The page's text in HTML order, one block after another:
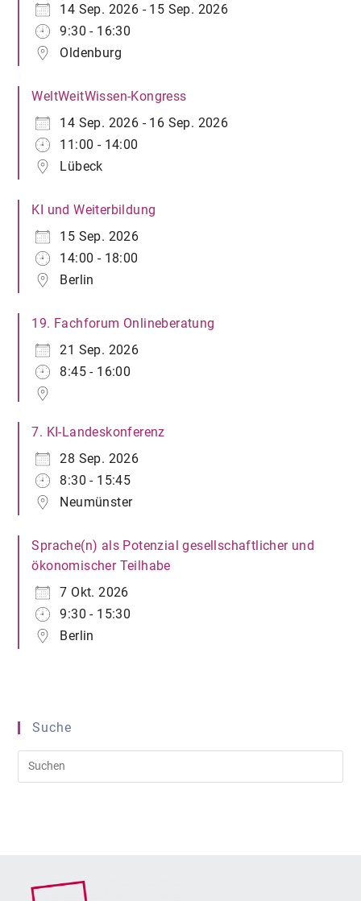
14 Sep. 2026 - 15 Sep. 2026
9:30 - 16:30
Oldenburg
WeltWeitWissen-Kongress
14 Sep. 2026 - 16 Sep. 2026
11:00 - 14:00
Lübeck
KI und Weiterbildung
15 Sep. 2026
14:00 - 18:00
Berlin
19. Fachforum Onlineberatung
21 Sep. 2026
8:45 - 16:00
7. KI-Landeskonferenz
28 Sep. 2026
8:30 - 15:45
Neumünster
Sprache(n) als Potenzial gesellschaftlicher und
ökonomischer Teilhabe
7 Okt. 2026
9:30 - 15:30
Berlin
Suche